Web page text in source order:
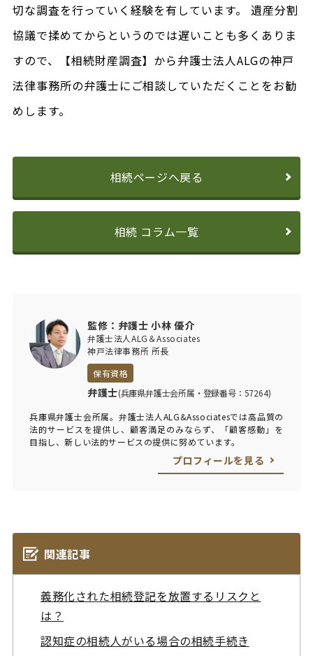
切な調査を行っていく経験を有しています。 遺産分割
協議で揉めてからというのでは遅いことも多くありま
すので、【相続財産調査】から弁護士法人ALGの神戸
法律事務所の弁護士にご相談していただくことをお勧
めします。
相続ページへ戻る
相続 コラム一覧
監修：弁護士 小林 優介
弁護士法人ALG＆Associates
神戸法律事務所 所長
保有資格
弁護士(兵庫県弁護士会所属・登録番号：57264)
兵庫県弁護士会所属。弁護士法人ALG&Associatesでは高品質の
法的サービスを提供し、顧客満足のみならず、「顧客感動」を
目指し、新しい法的サービスの提供に努めています。
プロフィールを見る
関連記事
義務化された相続登記を放置するリスクと
は？
認知症の相続人がいる場合の相続手続き